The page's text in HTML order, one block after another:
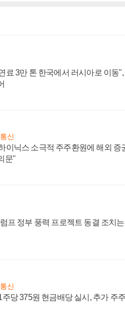
료 3만 톤 한국에서 러시아로 이동
신
이닉스 소극적 주주환원에 해외 증
문"
프 정부 풍력 프로젝트 동결 조치
신
당 375원 현금배당 실시, 추가 주